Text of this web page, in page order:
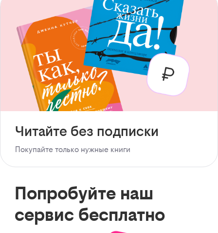
Читайте без подписки
Покупайте только нужные книги
Попробуйте наш
сервис бесплатно